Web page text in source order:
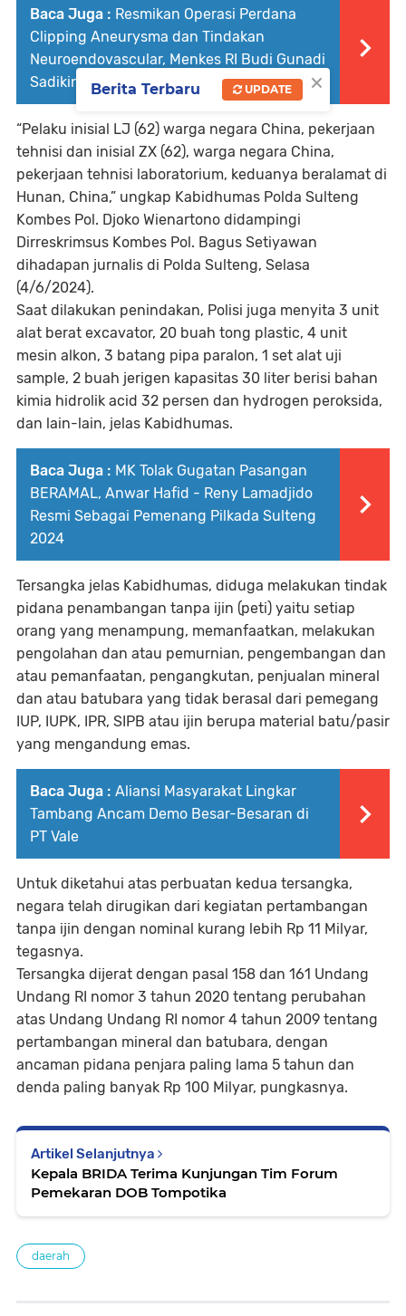
Baca Juga : Resmikan Operasi Perdana
Clipping Aneurysma dan Tindakan
Neuroendovascular, Menkes RI Budi Gunadi
Sadikin Kunjungi RS Undata Sulteng
“Pelaku inisial LJ (62) warga negara China, pekerjaan
tehnisi dan inisial ZX (62), warga negara China,
pekerjaan tehnisi laboratorium, keduanya beralamat di
Hunan, China,” ungkap Kabidhumas Polda Sulteng
Kombes Pol. Djoko Wienartono didampingi
Dirreskrimsus Kombes Pol. Bagus Setiyawan
dihadapan jurnalis di Polda Sulteng, Selasa
(4/6/2024).
Saat dilakukan penindakan, Polisi juga menyita 3 unit
alat berat excavator, 20 buah tong plastic, 4 unit
mesin alkon, 3 batang pipa paralon, 1 set alat uji
sample, 2 buah jerigen kapasitas 30 liter berisi bahan
kimia hidrolik acid 32 persen dan hydrogen peroksida,
dan lain-lain, jelas Kabidhumas.
Baca Juga : MK Tolak Gugatan Pasangan
BERAMAL, Anwar Hafid - Reny Lamadjido
Resmi Sebagai Pemenang Pilkada Sulteng
2024
Tersangka jelas Kabidhumas, diduga melakukan tindak
pidana penambangan tanpa ijin (peti) yaitu setiap
orang yang menampung, memanfaatkan, melakukan
pengolahan dan atau pemurnian, pengembangan dan
atau pemanfaatan, pengangkutan, penjualan mineral
dan atau batubara yang tidak berasal dari pemegang
IUP, IUPK, IPR, SIPB atau ijin berupa material batu/pasir
yang mengandung emas.
Baca Juga : Aliansi Masyarakat Lingkar
Tambang Ancam Demo Besar-Besaran di
PT Vale
Untuk diketahui atas perbuatan kedua tersangka,
negara telah dirugikan dari kegiatan pertambangan
tanpa ijin dengan nominal kurang lebih Rp 11 Milyar,
tegasnya.
Tersangka dijerat dengan pasal 158 dan 161 Undang
Undang RI nomor 3 tahun 2020 tentang perubahan
atas Undang Undang RI nomor 4 tahun 2009 tentang
pertambangan mineral dan batubara, dengan
ancaman pidana penjara paling lama 5 tahun dan
denda paling banyak Rp 100 Milyar, pungkasnya.
Artikel Selanjutnya
Kepala BRIDA Terima Kunjungan Tim Forum
Pemekaran DOB Tompotika
daerah
×
Berita Terbaru UPDATE